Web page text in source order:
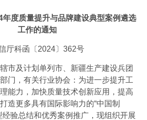
工业视频
会员风采
协会月刊
技官网·（中国）官方网站
加入我们
年度质量提升与品牌建设典型案例遴选
工作的通知
厅科函〔2024〕362号
市及计划单列市、新疆生产建设兵团
门，有关行业协会：为进一步提升工
能力，加快质量技术创新应用，提高
造更多具有国际影响力的“中国制
经验总结和优秀案例推广，现组织开展